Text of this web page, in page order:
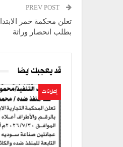
تعلن محكمة خمر
بطلب انحصار وراثة
قد يعجبك ايضا
إعلانات